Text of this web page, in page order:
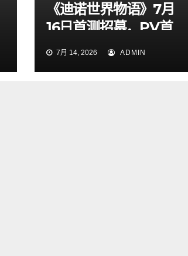
《迪诺世界物语》7月
16日首测招募，PV首
曝7月 14, 2026 ADMIN